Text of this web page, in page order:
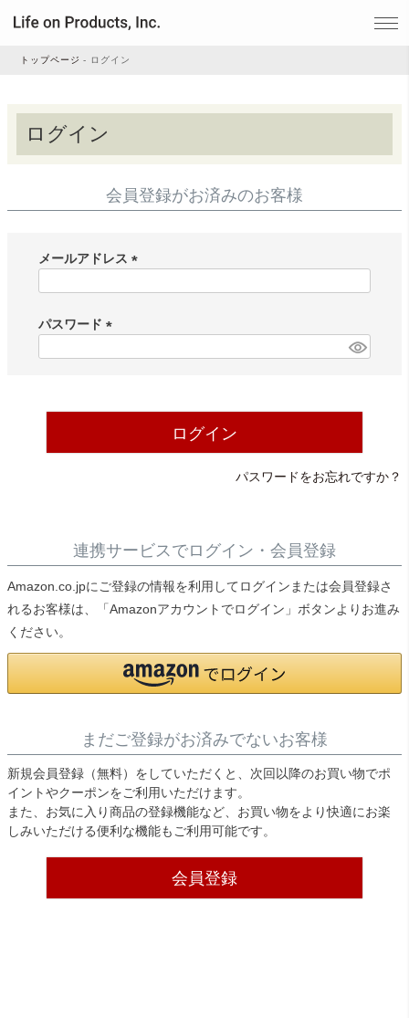
家電
ビューティー
デジタル雑貨
アウトレット
トップページ ログイン
ログイン
会員登録がお済みのお客様
メールアドレス
)
パスワード
ログイン
パスワードをお忘れですか？
連携サービスでログイン・会員登録
Amazon.co.jpにご登録の情報を利用してログインまたは会員登録さ
れるお客様は、「Amazonアカウントでログイン」ボタンよりお進み
ください。
まだご登録がお済みでないお客様
新規会員登録（無料）をしていただくと、次回以降のお買い物でポ
イントやクーポンをご利用いただけます。
また、お気に入り商品の登録機能など、お買い物をより快適にお楽
しみいただける便利な機能もご利用可能です。
会員登録